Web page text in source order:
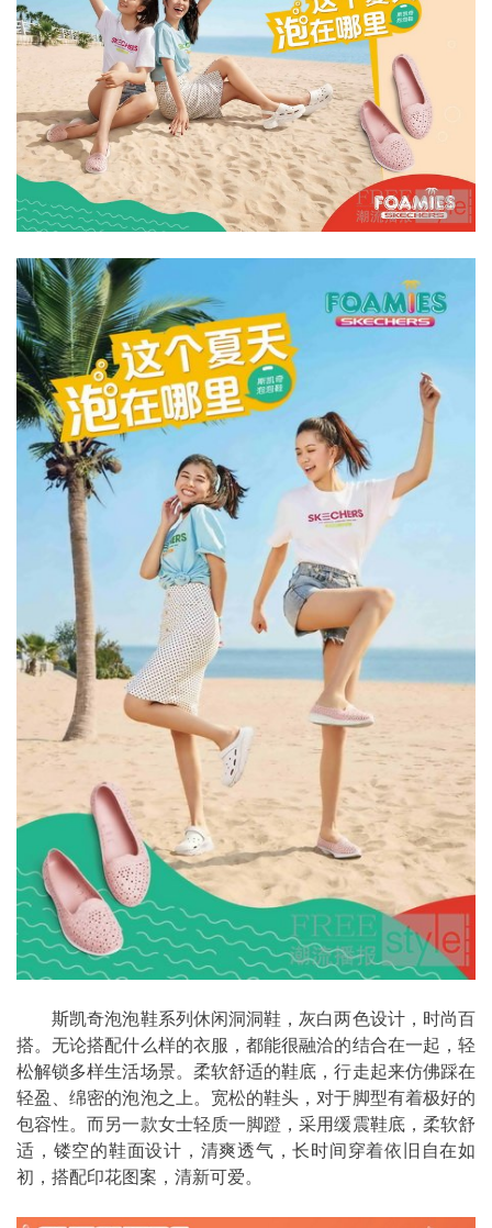
斯凯奇泡泡鞋系列休闲洞洞鞋，灰白两色设计，时尚百
搭。无论搭配什么样的衣服，都能很融洽的结合在一起，轻
松解锁多样生活场景。柔软舒适的鞋底，行走起来仿佛踩在
轻盈、绵密的泡泡之上。宽松的鞋头，对于脚型有着极好的
包容性。而另一款女士轻质一脚蹬，采用缓震鞋底，柔软舒
适，镂空的鞋面设计，清爽透气，长时间穿着依旧自在如
初，搭配印花图案，清新可爱。